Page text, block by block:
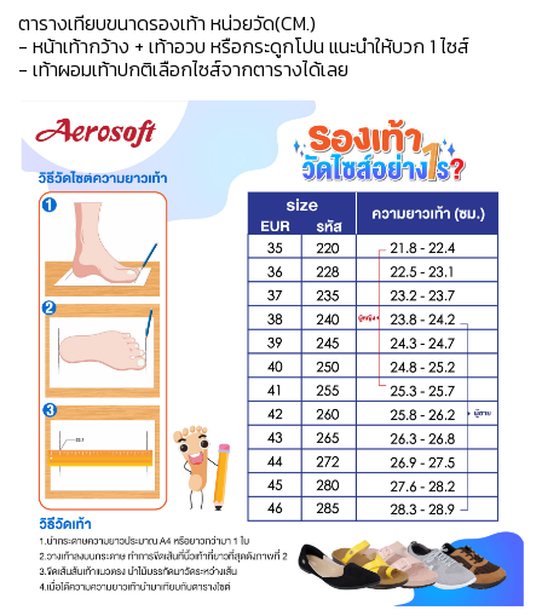
ตารางเทียบขนาดรองเท้า หน่วยวัด(CM.)
- หน้าเท้ากว้าง + เท้าอวบ หรือกระดูกโปน แนะนำให้บวก 1 ไซส์
- เท้าผอมเท้าปกติเลือกไซส์จากตารางได้เลย